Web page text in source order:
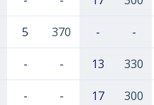
5 370 - -
- - 13 330
- - 17 300